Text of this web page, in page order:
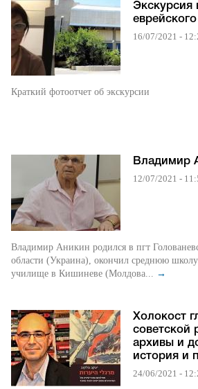
Экскурсия
16/07/2021 -
Краткий фотоотчет об экскурсии
Владимир
12/07/2021 -
Владимир Аникин родился в пгт
области (Украина), окончил среднюю школу
училище в Кишиневе (Молдова... →
Холокост
советской
архивы и
история и
24/06/2021 -